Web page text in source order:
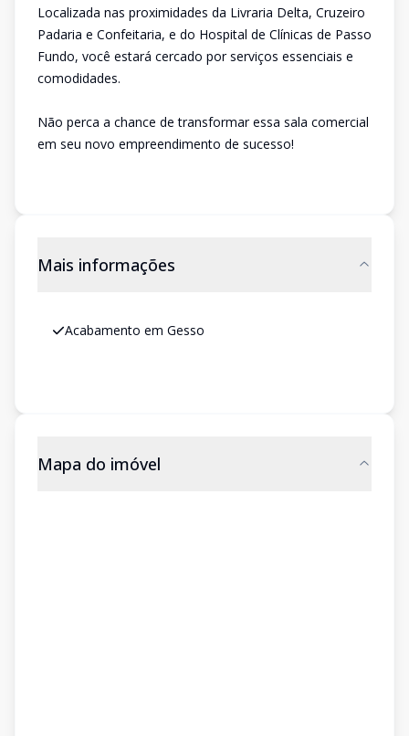
Localizada nas proximidades da Livraria Delta, Cruzeiro
Padaria e Confeitaria, e do Hospital de Clínicas de Passo
Fundo, você estará cercado por serviços essenciais e
comodidades.
Não perca a chance de transformar essa sala comercial
em seu novo empreendimento de sucesso!
Mais informações
Acabamento em Gesso
Mapa do imóvel